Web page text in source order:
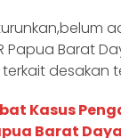
Papua Barat
desakan
Kasus
Barat